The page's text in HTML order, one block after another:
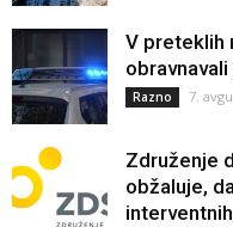
V preteklih
Razno 7.
Združenje
obžaluje,